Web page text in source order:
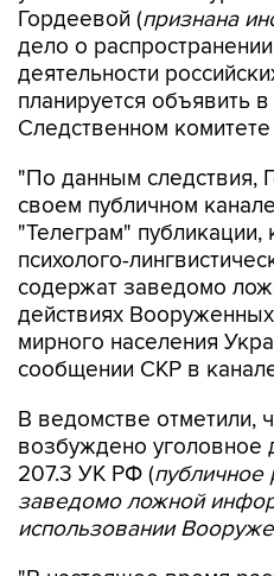
Гордеевой (признана
дело о
деятельности
планируется объявить
Следственном
"По данным следствия,
своем публичном
"Телеграм" публикации,
психолого-
содержат заведомо
действиях
мирного населения
сообщении СКР в
В ведомстве отметили,
возбуждено уголовное
207.3 УК РФ (публичное
заведомо ложной
использовании